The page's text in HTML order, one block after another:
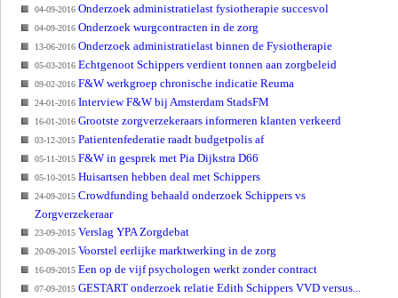
04-09-2016 Onderzoek administratielast fysiotherapie succesvol
04-09-2016 Onderzoek wurgcontracten in de zorg
13-06-2016 Onderzoek administratielast binnen de Fysiotherapie
05-03-2016 Echtgenoot Schippers verdient tonnen aan zorgbeleid
09-02-2016 F&W werkgroep chronische indicatie Reuma
24-01-2016 Interview F&W bij Amsterdam StadsFM
16-01-2016 Grootste zorgverzekeraars informeren klanten verkeerd
03-12-2015 Patientenfederatie raadt budgetpolis af
05-11-2015 F&W in gesprek met Pia Dijkstra D66
05-10-2015 Huisartsen hebben deal met Schippers
24-09-2015 Crowdfunding behaald onderzoek Schippers vs
Zorgverzekeraar
23-09-2015 Verslag YPA Zorgdebat
20-09-2015 Voorstel eerlijke marktwerking in de zorg
16-09-2015 Een op de vijf psychologen werkt zonder contract
07-09-2015 GESTART onderzoek relatie Edith Schippers VVD versus...